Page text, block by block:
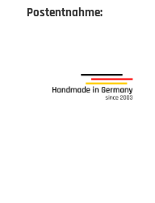
Postentnahme: